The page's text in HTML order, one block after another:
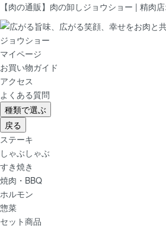
【肉の通販】肉の卸しジョウショー | 精肉
マイページ
お買い物ガイド
アクセス
よくある質問
種類で選ぶ
戻る
ステーキ
しゃぶしゃぶ
すき焼き
焼肉・BBQ
ホルモン
惣菜
セット商品